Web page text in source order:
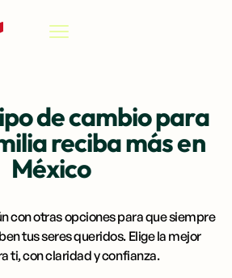
de cambio para
reciba más en
México
con otras opciones para que siempre
tus seres queridos. Elige la mejor
ti, con claridad y confianza.